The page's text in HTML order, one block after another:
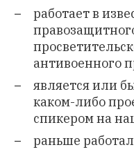
работает в
антивоенного
является или
каком-либо
спикером на
раньше